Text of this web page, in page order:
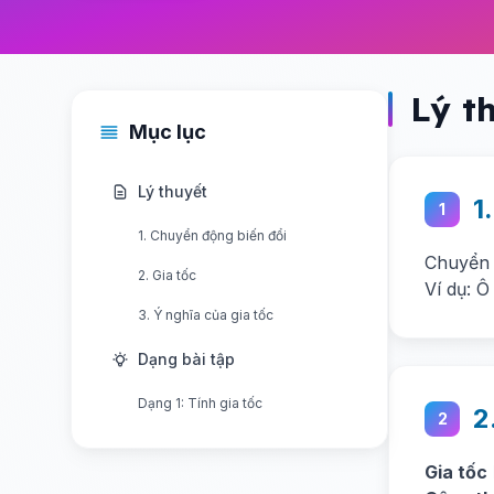
Mục lục
Lý thuyết
1. Chuyển động biến đổi
2. Gia tốc
3. Ý nghĩa của gia tốc
Dạng bài tập
Dạng 1: Tính gia tốc
Lý
1
Ví dụ:
2
Gia tốc